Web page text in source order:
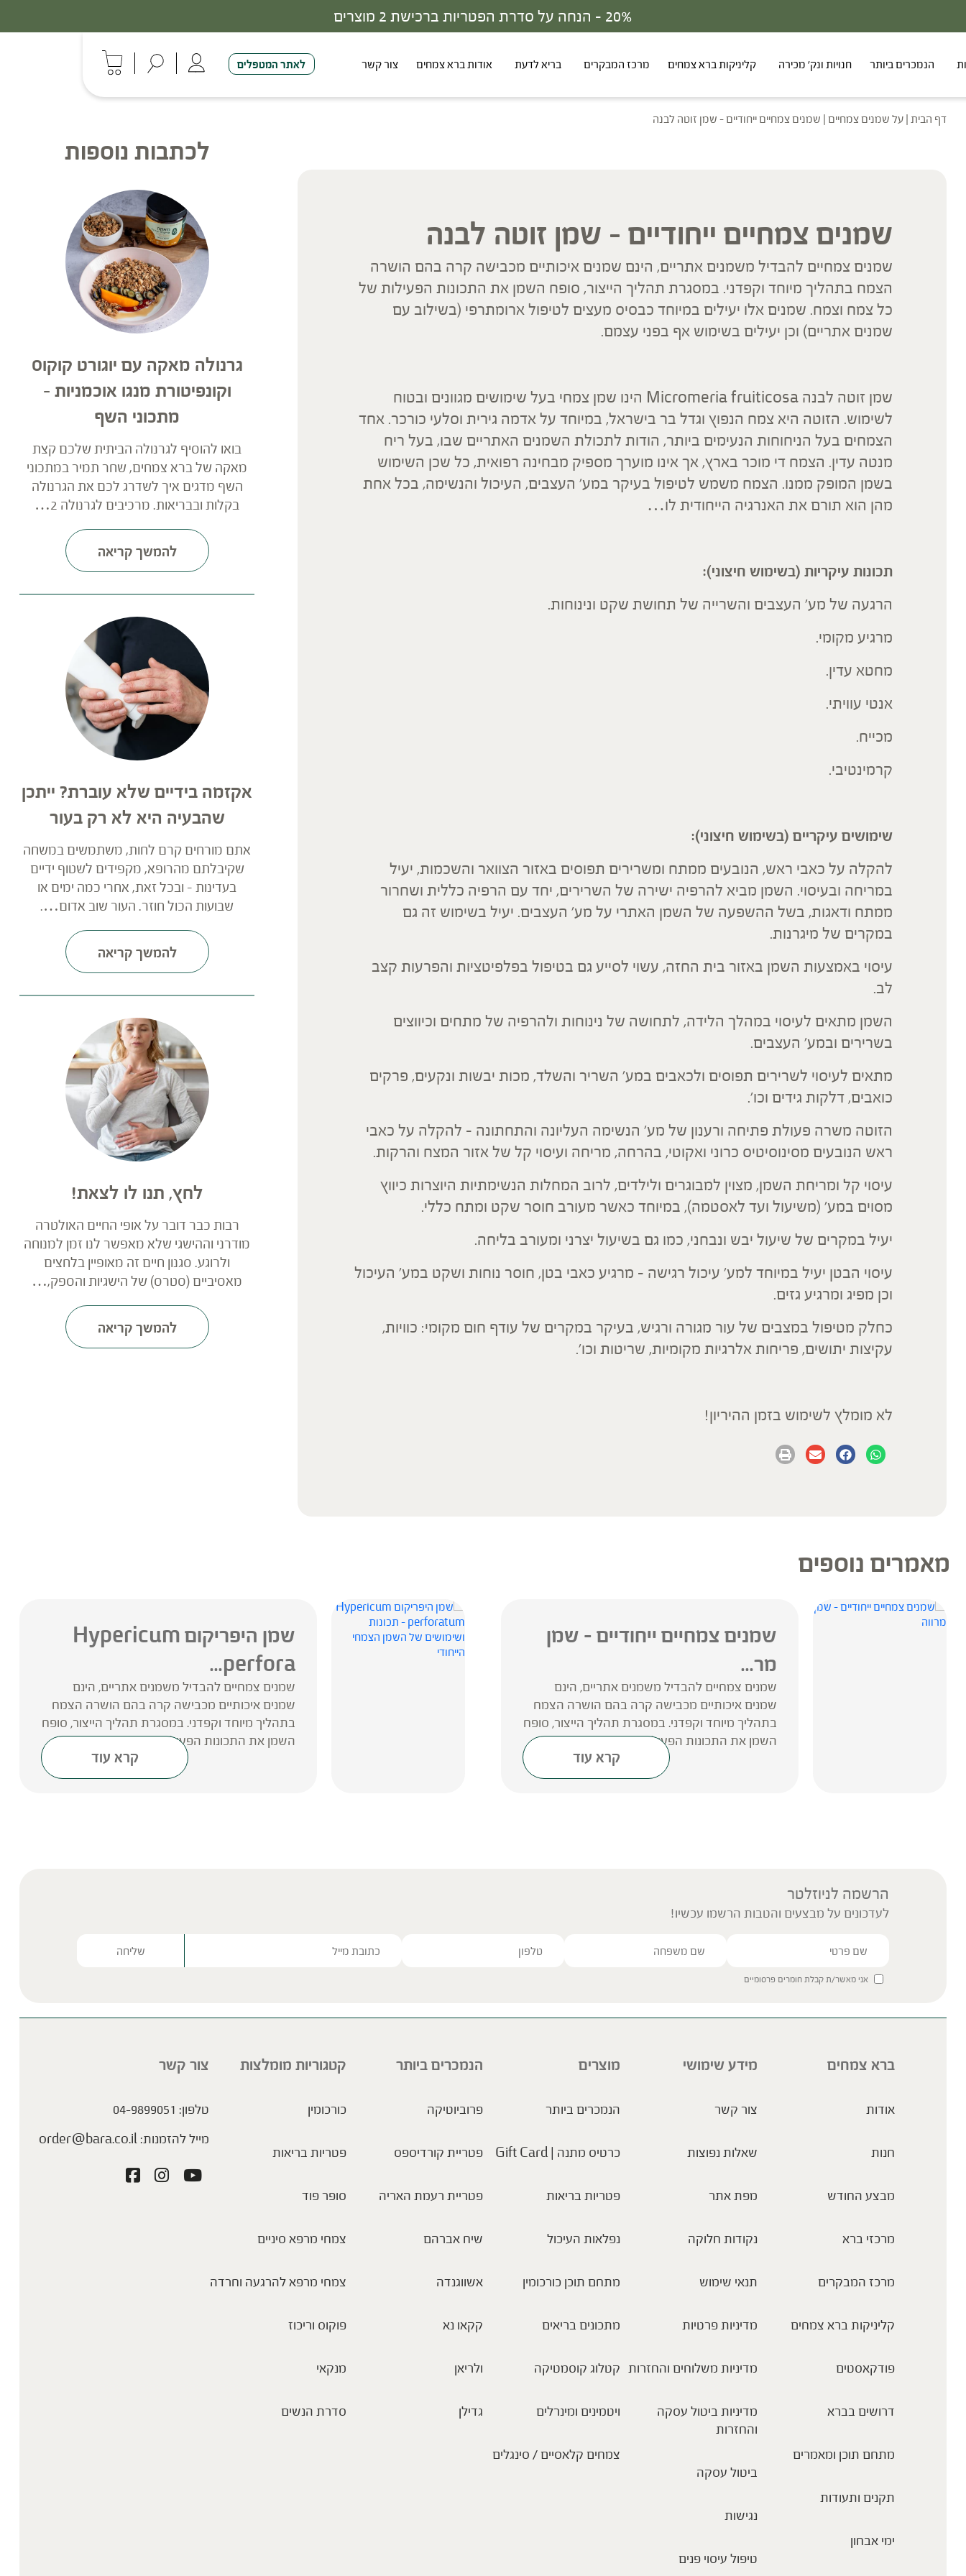
30% - הנחה על סדרת הפטריות ברכישת 3 מוצרים
הנמכרים ביותר חנויות ונק' מכירה קליניקות ברא צמחים מרכז המבקרים בריא לדעת אודות ברא צמחים צור קשר לאתר המטפלים
דף הבית | על שמנים צמחיים | שמנים צמחיים ייחודיים – שמן זוטה לבנה
שמנים צמחיים ייחודיים – שמן זוטה לבנה
שמנים צמחיים להבדיל משמנים אתריים, הינם שמנים איכותיים מכבישה קרה בהם הושרה
הצמח בתהליך מיוחד וקפדני. במסגרת תהליך הייצור, סופח השמן את התכונות הפעילות של
כל צמח וצמח. שמנים אלו יעילים במיוחד כבסיס מעצים לטיפול ארומתרפי (בשילוב עם
שמנים אתריים) וכן יעילים בשימוש אף בפני עצמם.
שמן זוטה לבנה Micromeria fruiticosa הינו שמן צמחי בעל שימושים מגוונים ובטוח
לשימוש. הזוטה היא צמח הנפוץ וגדל בר בישראל, במיוחד על אדמה גירית וסלעי כורכר. אחד
הצמחים בעל הניחוחות הנעימים ביותר, הודות לתכולת השמנים האתריים שבו, בעל ריח
מנטה עדין. הצמח די מוכר בארץ, אך אינו מוערך מספיק מבחינה רפואית, כל שכן השימוש
בשמן המופק ממנו. הצמח משמש לטיפול בעיקר במע' העצבים, העיכול והנשימה, בכל אחת
מהן הוא תורם את האנרגיה הייחודית לו…
תכונות עיקריות (בשימוש חיצוני):
הרגעה של מע' העצבים והשרייה של תחושת שקט ונינוחות.
מרגיע מקומי.
מחטא עדין.
אנטי עוויתי.
מכייח.
קרמינטיבי.
שימושים עיקריים (בשימוש חיצוני):
להקלה על כאבי ראש, הנובעים ממתח ומשרירים תפוסים באזור הצוואר והשכמות, יעיל
במריחה ובעיסוי. השמן מביא להרפיה ישירה של השרירים, יחד עם הרפיה כללית ושחרור
ממתח ודאגות, בשל ההשפעה של השמן האתרי על מע' העצבים. יעיל בשימוש זה גם
במקרים של מיגרנות.
עיסוי באמצעות השמן באזור בית החזה, עשוי לסייע גם בטיפול בפלפיטציות והפרעות קצב
לב.
השמן מתאים לעיסוי במהלך הלידה, לתחושה של נינוחות ולהרפיה של מתחים וכיווצים
בשרירים ובמע' העצבים.
מתאים לעיסוי לשרירים תפוסים ולכאבים במע' השריר והשלד, מכות יבשות ונקעים, פרקים
כואבים, דלקות גידים וכו'.
הזוטה משרה פעולת פתיחה ורענון של מע' הנשימה העליונה והתחתונה – להקלה על כאבי
ראש הנובעים מסינוסיטיס כרוני ואקוטי, בהרחה, מריחה ועיסוי קל של אזור המצח והרקות.
עיסוי קל ומריחת השמן, מצוין למבוגרים ולילדים, לרוב המחלות הנשימתיות היוצרות כיווץ
מסוים במע' (משיעול ועד לאסטמה), במיוחד כאשר מעורב חוסר שקט ומתח כללי.
יעיל במקרים של שיעול יבש ונבחני, כמו גם בשיעול יצרני ומעורב בליחה.
עיסוי הבטן יעיל במיוחד למע' עיכול רגישה – מרגיע כאבי בטן, חוסר נוחות ושקט במע' העיכול
וכן מפיג ומרגיע גזים.
כחלק מטיפול במצבים של עור מגורה ורגיש, בעיקר במקרים של עודף חום מקומי: כוויות,
עקיצות יתושים, פריחות אלרגיות מקומיות, שריטות וכו'.
לא מומלץ לשימוש בזמן ההיריון!
לכתבות נוספות
גרנולה מאקה עם יוגורט קוקוס
וקונפיטורת מנגו אוכמניות –
מתכוני השף
בואו להוסיף לגרנולה הביתית שלכם קצת
מאקה של ברא צמחים, שחר תמיר במתכוני
השף מדגים איך לשדרג לכם את הגרנולה
בקלות ובבריאות. מרכיבים לגרנולה 2…
להמשך קריאה
אקזמה בידיים שלא עוברת? ייתכן
שהבעיה היא לא רק בעור
אתם מורחים קרם לחות, משתמשים במשחה
שקיבלתם מהרופא, מקפידים לשטוף ידיים
בעדינות – ובכל זאת, אחרי כמה ימים או
שבועות הכול חוזר. העור שוב אדום….
להמשך קריאה
לחץ, תנו לו לצאת!
רבות כבר דובר על אופי החיים האולטרה
מודרני וההישגי שלא מאפשר לנו זמן למנוחה
ולרוגע. סגנון חיים זה מאופיין בלחצים
מאסיביים (סטרס) של הישגיות והספק,…
להמשך קריאה
מאמרים נוספים
שמנים צמחיים ייחודיים – שמן
מר...
שמנים צמחיים להבדיל משמנים אתריים, הינם
שמנים איכותיים מכבישה קרה בהם הושרה הצמח
בתהליך מיוחד וקפדני. במסגרת תהליך הייצור, סופח
השמן את התכונות הפעילות של...
קרא עוד
שמן היפריקום Hypericum
perfora...
שמנים צמחיים להבדיל משמנים אתריים, הינם
שמנים איכותיים מכבישה קרה בהם הושרה הצמח
בתהליך מיוחד וקפדני. במסגרת תהליך הייצור, סופח
השמן את התכונות הפעילות של...
קרא עוד
הרשמה לניוזלטר
לעדכונים על מבצעים והטבות הרשמו עכשיו!
אני מאשר/ת קבלת חומרים פרסומיים
ברא צמחים
אודות
חנות
מבצע החודש
מרכזי ברא
מרכז המבקרים
קליניקות ברא צמחים
פודקאסטים
דרושים בברא
מתחם תוכן ומאמרים
תקנים ותעודות
ימי אבחון
מידע שימושי
צור קשר
שאלות נפוצות
מפת אתר
נקודות חלוקה
תנאי שימוש
מדיניות פרטיות
מדיניות משלוחים והחזרות
מדיניות ביטול עסקה
והחזרות
ביטול עסקה
נגישות
טיפול עיסוי פנים
מוצרים
הנמכרים ביותר
כרטיס מתנה | Gift Card
פטריות בריאות
נפלאות העיכול
מתחם תוכן כורכומין
מתכונים בריאים
קטלוג קוסמטיקה
ויטמינים ומינרלים
צמחים קלאסיים / סינגלים
הנמכרים ביותר
פרוביוטיקה
פטריית קורדיספס
פטריית רעמת האריה
שיח אברהם
אשווגנדה
קקאו נא
ולריאן
גדילן
קטגוריות מומלצות
כורכומין
פטריות בריאות
סופר פוד
צמחי מרפא סיניים
צמחי מרפא להרגעה וחרדה
פוקוס וריכוז
מנקאי
סדרת הנשים
צור קשר
טלפון: 04-9899051
מייל להזמנות:order@bara.co.il